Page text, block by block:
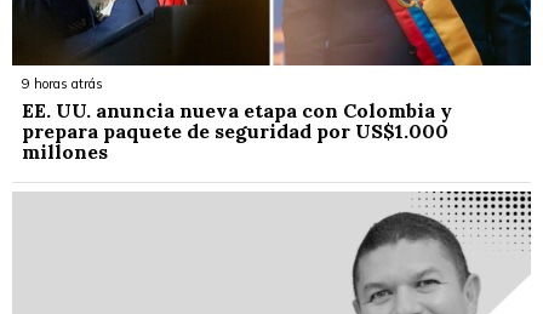
9 horas atrás
EE. UU. anuncia nueva etapa con Colombia y
prepara paquete de seguridad por US$1.000
millones